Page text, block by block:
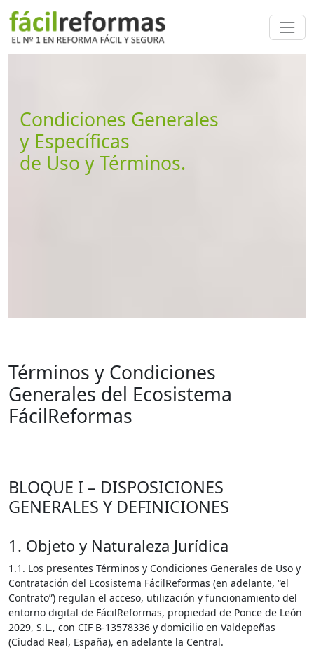
Condiciones Generales
y Específicas
de Uso y Términos.
Términos y Condiciones
Generales del Ecosistema
FácilReformas
BLOQUE I – DISPOSICIONES
GENERALES Y DEFINICIONES
1. Objeto y Naturaleza Jurídica
1.1. Los presentes Términos y Condiciones Generales de Uso y
Contratación del Ecosistema FácilReformas (en adelante, “el
Contrato”) regulan el acceso, utilización y funcionamiento del
entorno digital de FácilReformas, propiedad de Ponce de León
2029, S.L., con CIF B-13578336 y domicilio en Valdepeñas
(Ciudad Real, España), en adelante la Central.